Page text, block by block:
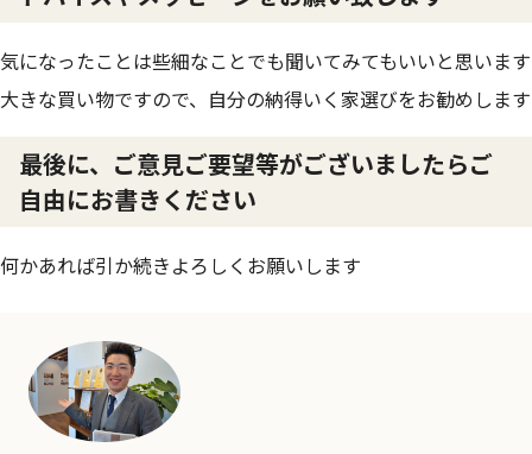
気になったことは些細なことでも聞いてみてもいいと思います
大きな買い物ですので、自分の納得いく家選びをお勧めします
最後に、ご意見ご要望等がございましたらご
自由にお書きください
何かあれば引か続きよろしくお願いします